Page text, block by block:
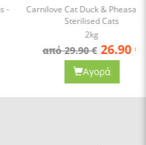
Carnilove Cat Duck & Pheasant for
Sterilised Cats
από 29.90 € 26.90€
Αγορά